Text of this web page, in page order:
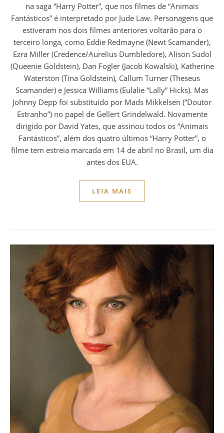
na saga “Harry Potter”, que nos filmes de “Animais
Fantásticos” é interpretado por Jude Law. Personagens que
estiveram nos dois filmes anteriores voltarão para o
terceiro longa, como Eddie Redmayne (Newt Scamander),
Ezra Miller (Credence/Aurelius Dumbledore), Alison Sudol
(Queenie Goldstein), Dan Fogler (Jacob Kowalski), Katherine
Waterston (Tina Goldstein), Callum Turner (Theseus
Scamander) e Jessica Williams (Eulalie “Lally” Hicks). Mas
Johnny Depp foi substituído por Mads Mikkelsen (“Doutor
Estranho”) no papel de Gellert Grindelwald. Novamente
dirigido por David Yates, que assinou todos os “Animais
Fantásticos”, além dos quatro últimos “Harry Potter”, o
filme tem estreia marcada em 14 de abril no Brasil, um dia
antes dos EUA.
LEIA MAIS